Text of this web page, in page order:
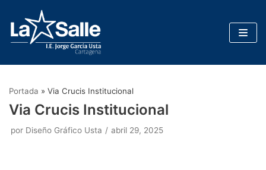
al
contenido
Portada » Via Crucis Institucional
Via Crucis Institucional
por Diseño Gráfico Usta abril 29, 2025